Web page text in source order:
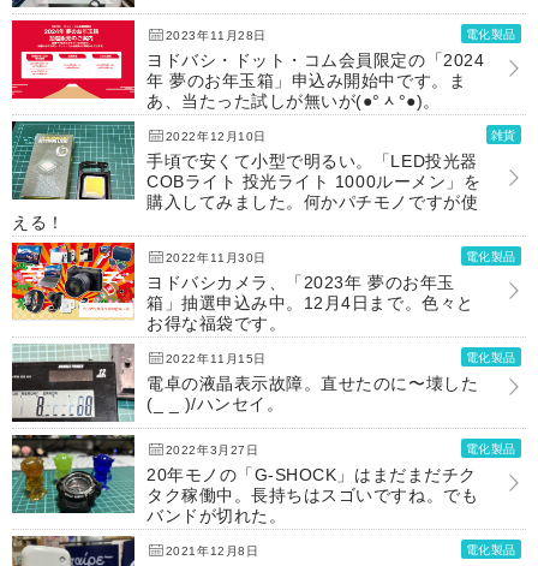
2023年11月28日 電化製品
ヨドバシ・ドット・コム会員限定の「2024
年 夢のお年玉箱」申込み開始中です。ま
あ、当たった試しが無いが(●°ᆺ°●)。
2022年12月10日 雑貨
手頃で安くて小型で明るい。「LED投光器
COBライト 投光ライト 1000ルーメン」を
購入してみました。何かパチモノですが使
える！
2022年11月30日 電化製品
ヨドバシカメラ、「2023年 夢のお年玉
箱」抽選申込み中。12月4日まで。色々と
お得な福袋です。
2022年11月15日 電化製品
電卓の液晶表示故障。直せたのに〜壊した
(_ _ )/ハンセイ。
2022年3月27日 電化製品
20年モノの「G-SHOCK」はまだまだチク
タク稼働中。長持ちはスゴいですね。でも
バンドが切れた。
2021年12月8日 電化製品